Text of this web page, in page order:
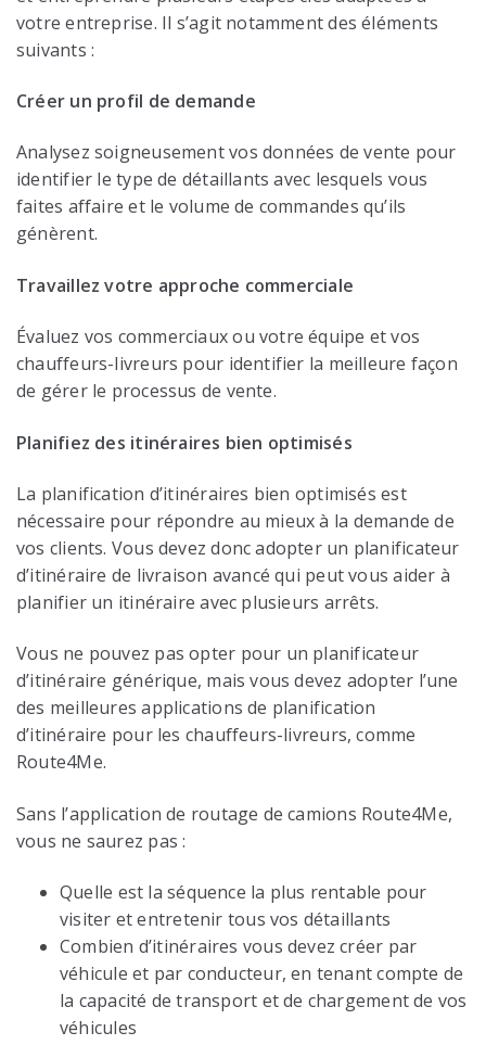
votre entreprise. Il s’agit notamment des éléments
suivants :
Créer un profil de demande
Analysez soigneusement vos données de vente pour
identifier le type de détaillants avec lesquels vous
faites affaire et le volume de commandes qu’ils
génèrent.
Travaillez votre approche commerciale
Évaluez vos commerciaux ou votre équipe et vos
chauffeurs-livreurs pour identifier la meilleure façon
de gérer le processus de vente.
Planifiez des itinéraires bien optimisés
La planification d’itinéraires bien optimisés est
nécessaire pour répondre au mieux à la demande de
vos clients. Vous devez donc adopter un planificateur
d’itinéraire de livraison avancé qui peut vous aider à
planifier un itinéraire avec plusieurs arrêts.
Vous ne pouvez pas opter pour un planificateur
d’itinéraire générique, mais vous devez adopter l’une
des meilleures applications de planification
d’itinéraire pour les chauffeurs-livreurs, comme
Route4Me.
Sans l’application de routage de camions Route4Me,
vous ne saurez pas :
Quelle est la séquence la plus rentable pour
visiter et entretenir tous vos détaillants
Combien d’itinéraires vous devez créer par
véhicule et par conducteur, en tenant compte de
la capacité de transport et de chargement de vos
véhicules